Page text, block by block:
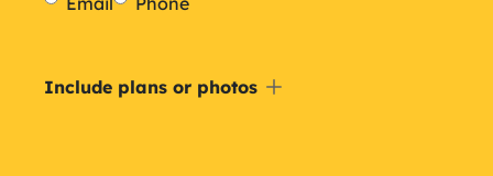
Include
Include plans or photos